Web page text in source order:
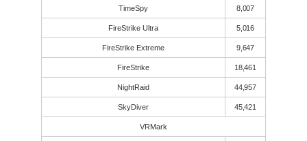
TimeSpy 8,007
FireStrike Ultra 5,016
FireStrike Extreme 9,647
FireStrike 18,461
NightRaid 44,957
SkyDiver 45,421
VRMark